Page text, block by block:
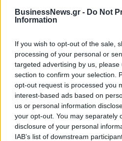
BusinessNews.gr - Do Not
Information
If you wish to opt-out of the sale,
processing of your personal or
targeted advertising by us,
section to confirm your selection.
opt-out request is processed you
interest-based ads based on
us or personal information
your opt-out. You may separately
disclosure of your personal
IAB’s list of downstream
Η Toyota φέρνει νέα γενιά
Νέο Audi A2 e-tron με στόχο την
Πέθανε ο Ντον Νέλσον – Έφυγε
από τη ζωή στα 86 του ο
θρύλος του NBA